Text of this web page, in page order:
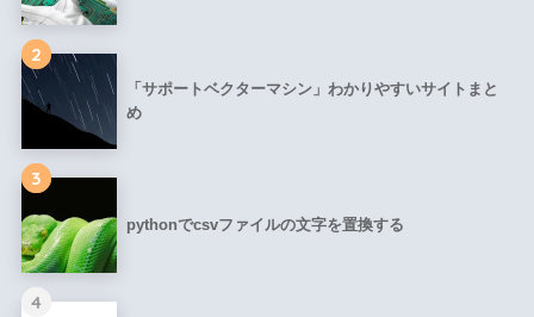
2
「サポートベクターマシン」わかりやすいサイトまと
め
3
pythonでcsvファイルの文字を置換する
4